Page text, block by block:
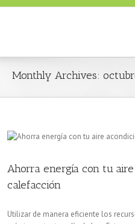
Monthly Archives:
Ahorra energía con tu
calefacción
Utilizar de manera eficiente los